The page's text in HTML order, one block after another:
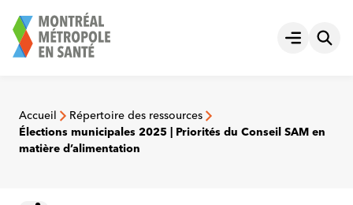
au
contenu
Ouvrir le
Accueil
Répertoire des ressources
Élections municipales 2025 | Priorités du Conseil SAM en
matière d’alimentation